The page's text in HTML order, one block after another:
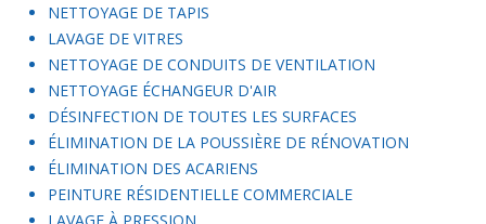
NETTOYAGE DE TAPIS
LAVAGE DE VITRES
NETTOYAGE DE CONDUITS DE VENTILATION
NETTOYAGE ÉCHANGEUR D'AIR
DÉSINFECTION DE TOUTES LES SURFACES
ÉLIMINATION DE LA POUSSIÈRE DE RÉNOVATION
ÉLIMINATION DES ACARIENS
PEINTURE RÉSIDENTIELLE COMMERCIALE